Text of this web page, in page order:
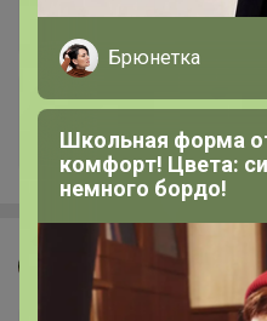
Джилка
Брюнетка
Школьная форма от
комфорт! Цвета:
немного бордо!